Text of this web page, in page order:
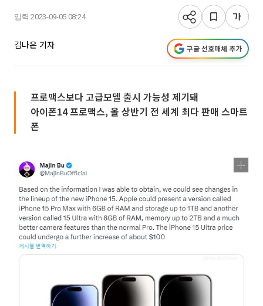
입력 2023-09-05 08:24
김나은 기자 구글 선호매체 추가
프로맥스보다 고급모델 출시 가능성 제기돼
아이폰14 프로맥스, 올 상반기 전 세계 최다 판매 스마트
폰